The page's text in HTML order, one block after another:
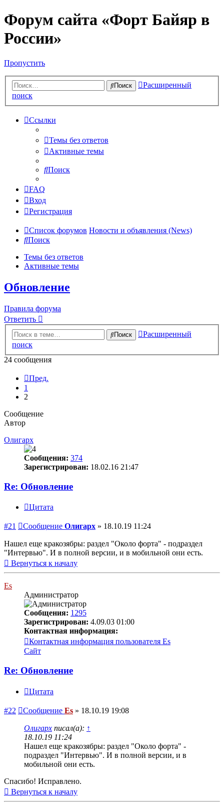
Форум сайта «Форт Байяр в
России»
Пропустить
Поиск
Расширенный
поиск
Ссылки
Темы без ответов
Активные темы
Поиск
FAQ
Вход
Регистрация
Список форумов Новости и объявления (News)
Поиск
Темы без ответов
Активные темы
Обновление
Правила форума
Ответить
Поиск
Расширенный
поиск
24 сообщения
Пред.
1
2
Сообщение
Автор
Олигарх
Сообщения: 374
Зарегистрирован: 18.02.16 21:47
Re: Обновление
Цитата
#21 Сообщение Олигарх » 18.10.19 11:24
Нашел еще кракозябры: раздел "Около форта" - подраздел
"Интервью". И в полной версии, и в мобильной они есть.
Вернуться к началу
Es
Администратор
Сообщения: 1295
Зарегистрирован: 4.09.03 01:00
Контактная информация:
Контактная информация пользователя Es
Сайт
Re: Обновление
Цитата
#22 Сообщение Es » 18.10.19 19:08
Олигарх писал(а): ↑
18.10.19 11:24
Нашел еще кракозябры: раздел "Около форта" -
подраздел "Интервью". И в полной версии, и в
мобильной они есть.
Спасибо! Исправлено.
Вернуться к началу